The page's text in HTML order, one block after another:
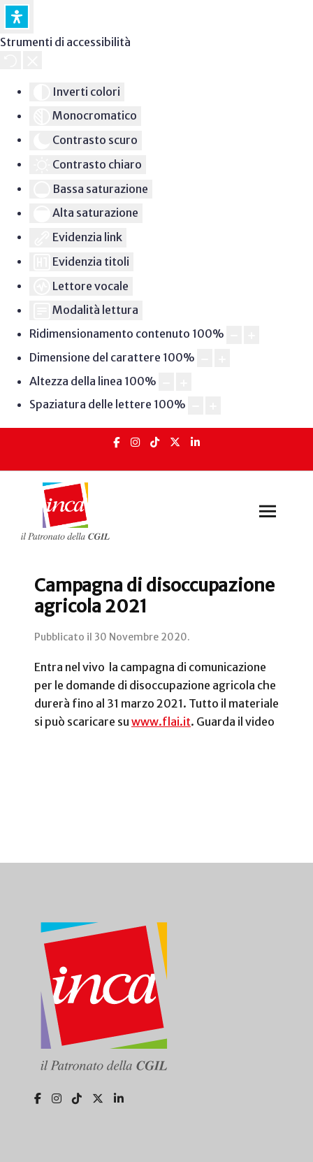
Strumenti di accessibilità
Inverti colori
Monocromatico
Contrasto scuro
Contrasto chiaro
Bassa saturazione
Alta saturazione
Evidenzia link
Evidenzia titoli
Lettore vocale
Modalità lettura
Ridimensionamento contenuto 100%
Dimensione del carattere 100%
Altezza della linea 100%
Spaziatura delle lettere 100%
Campagna di disoccupazione
agricola 2021
Pubblicato il 30 Novembre 2020.
Entra nel vivo la campagna di comunicazione
per le domande di disoccupazione agricola che
durerà fino al 31 marzo 2021. Tutto il materiale
si può scaricare su www.flai.it. Guarda il video